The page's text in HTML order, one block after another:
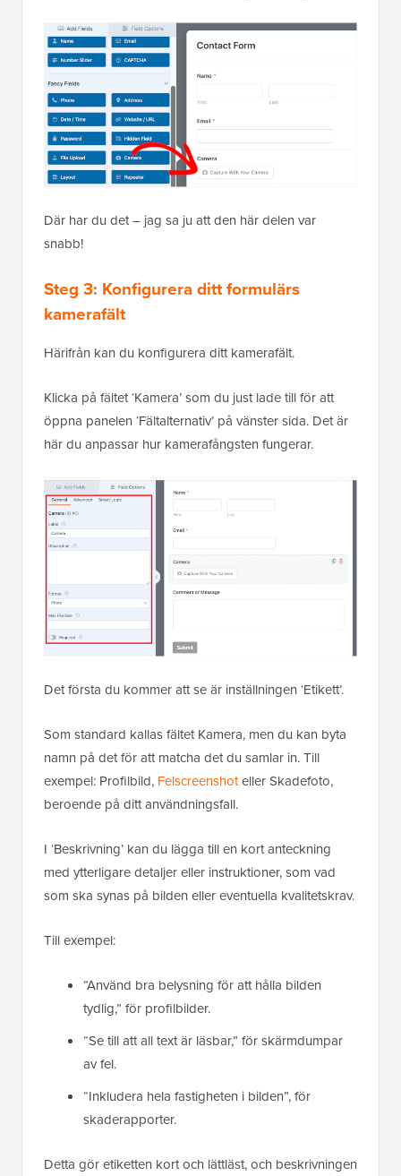
Där har du det – jag sa ju att den här delen var
snabb!
Steg 3: Konfigurera ditt formulärs
kamerafält
Härifrån kan du konfigurera ditt kamerafält.
Klicka på fältet ‘Kamera’ som du just lade till för att
öppna panelen ‘Fältalternativ’ på vänster sida. Det är
här du anpassar hur kamerafångsten fungerar.
Det första du kommer att se är inställningen ‘Etikett’.
Som standard kallas fältet Kamera, men du kan byta
namn på det för att matcha det du samlar in. Till
exempel: Profilbild, Felscreenshoteller Skadefoto,
beroende på ditt användningsfall.
I ‘Beskrivning’ kan du lägga till en kort anteckning
med ytterligare detaljer eller instruktioner, som vad
som ska synas på bilden eller eventuella kvalitetskrav.
Till exempel:
“Använd bra belysning för att hålla bilden
tydlig,” för profilbilder.
“Se till att all text är läsbar,” för skärmdumpar
av fel.
“Inkludera hela fastigheten i bilden”, för
skaderapporter.
Detta gör etiketten kort och lättläst, och beskrivningen